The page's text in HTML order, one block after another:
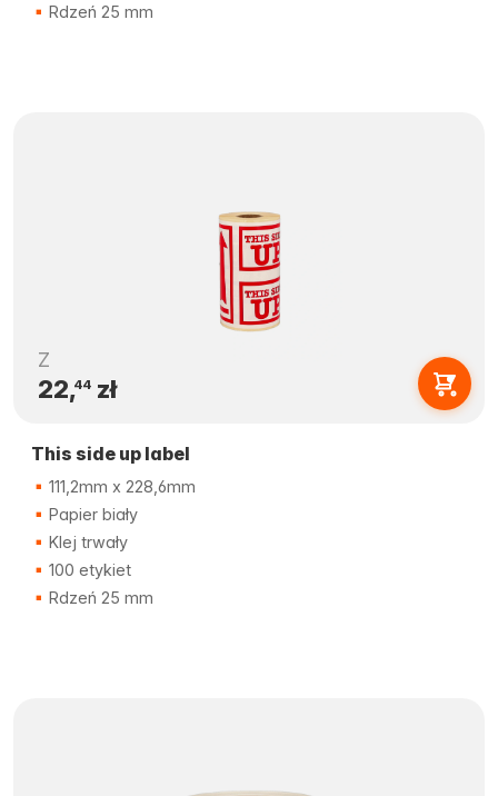
Rdzeń 25 mm
Z
22,44zł
This side up label
111,2mm x 228,6mm
Papier biały
Klej trwały
100 etykiet
Rdzeń 25 mm